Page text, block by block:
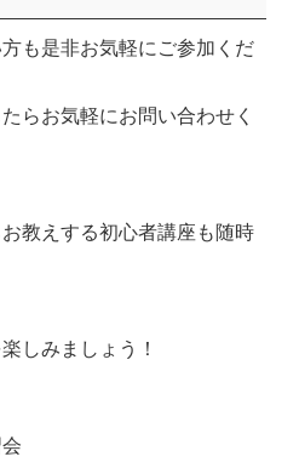
も是非お気軽にご参加くだ
らお気軽にお問い合わせく
教えする初心者講座も随時
しみましょう！